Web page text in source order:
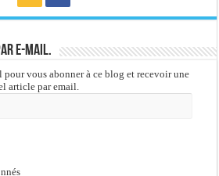
e-mail.
pour vous abonner à ce blog et recevoir une
article par email.